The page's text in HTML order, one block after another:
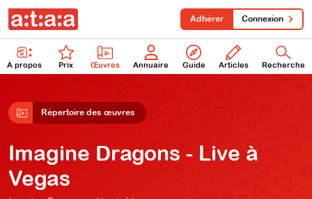
À propos Prix Œuvres Annuaire Guide Articles Recherche
Adhérer Connexion
Répertoire des œuvres
Imagine Dragons - Live à
Vegas